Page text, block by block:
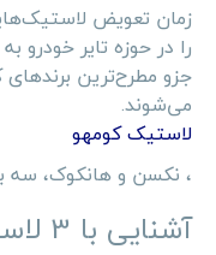
زمان تعویض
جزو مطرح‌ترین
می‌شوند.
لاستیک کومهو
، نکسن و هانکوک، سه
آشنایی با 3 لاستیک پرفروش کره‌ای